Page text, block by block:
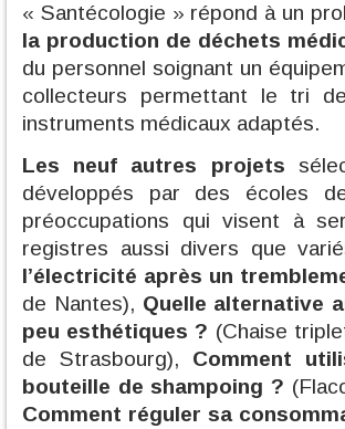
« Santécologie » répond à un
la production de déchets
du personnel soignant un
collecteurs permettant le tri
instruments médicaux adaptés.
Les neuf autres projets
développés par des écoles
préoccupations qui visent à
registres aussi divers que
l’électricité après un
de Nantes), Quelle alternative
peu esthétiques ? (Chaise
de Strasbourg), Comment
bouteille de shampoing ?
Comment réguler sa